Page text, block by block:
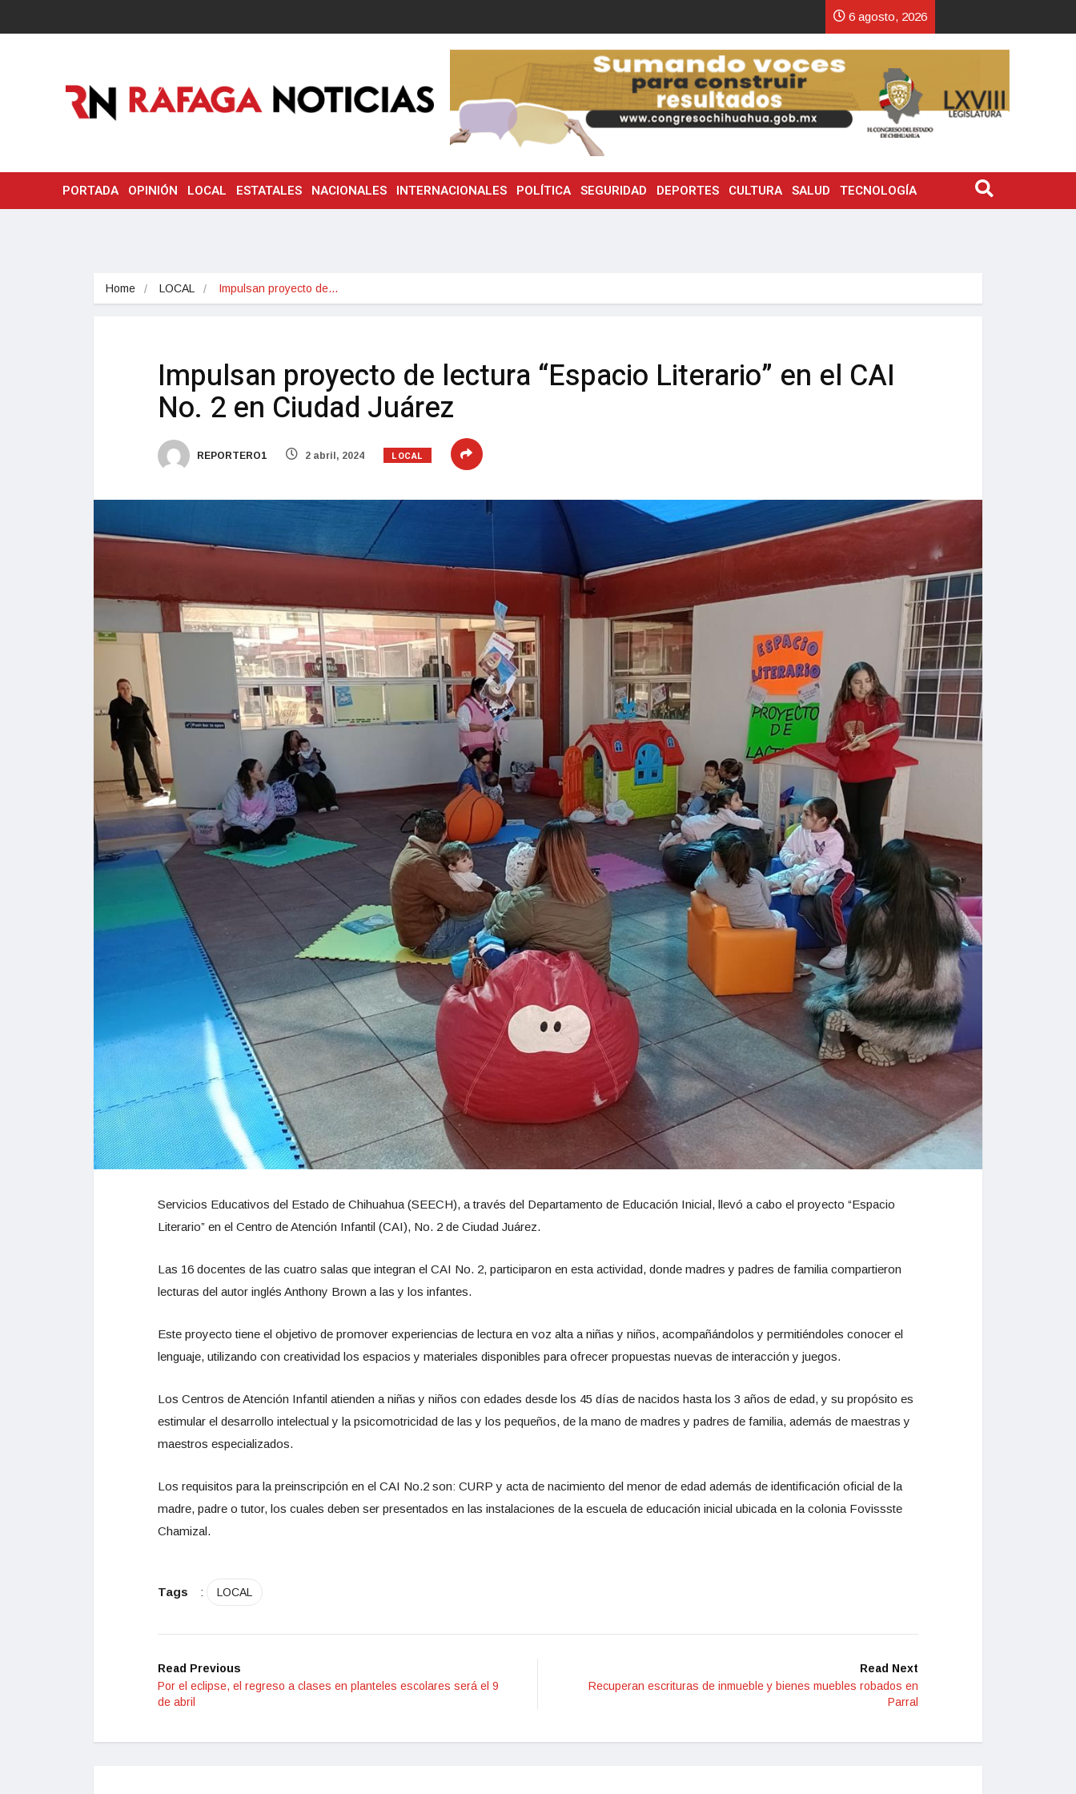
6 agosto, 2026
PORTADA OPINIÓN LOCAL ESTATALES NACIONALES INTERNACIONALES POLÍTICA SEGURIDAD DEPORTES CULTURA SALUD TECNOLOGÍA
Home LOCAL Impulsan proyecto de…
Impulsan proyecto de lectura “Espacio Literario” en el CAI
No. 2 en Ciudad Juárez
REPORTERO1 2 abril, 2024 LOCAL
Servicios Educativos del Estado de Chihuahua (SEECH), a través del Departamento de Educación Inicial, llevó a cabo el proyecto “Espacio
Literario” en el Centro de Atención Infantil (CAI), No. 2 de Ciudad Juárez.
Las 16 docentes de las cuatro salas que integran el CAI No. 2, participaron en esta actividad, donde madres y padres de familia compartieron
lecturas del autor inglés Anthony Brown a las y los infantes.
Este proyecto tiene el objetivo de promover experiencias de lectura en voz alta a niñas y niños, acompañándolos y permitiéndoles conocer el
lenguaje, utilizando con creatividad los espacios y materiales disponibles para ofrecer propuestas nuevas de interacción y juegos.
Los Centros de Atención Infantil atienden a niñas y niños con edades desde los 45 días de nacidos hasta los 3 años de edad, y su propósito es
estimular el desarrollo intelectual y la psicomotricidad de las y los pequeños, de la mano de madres y padres de familia, además de maestras y
maestros especializados.
Los requisitos para la preinscripción en el CAI No.2 son: CURP y acta de nacimiento del menor de edad además de identificación oficial de la
madre, padre o tutor, los cuales deben ser presentados en las instalaciones de la escuela de educación inicial ubicada en la colonia Fovissste
Chamizal.
Tags : LOCAL
Read Previous
Por el eclipse, el regreso a clases en planteles escolares será el 9
de abril
Read Next
Recuperan escrituras de inmueble y bienes muebles robados en
Parral